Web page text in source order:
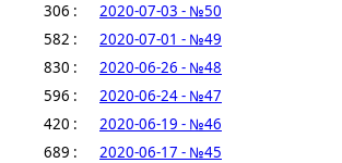
306 :
2020-07-03 - №50
582 :
2020-07-01 - №49
830 :
2020-06-26 - №48
596 :
2020-06-24 - №47
420 :
2020-06-19 - №46
689 :
2020-06-17 - №45